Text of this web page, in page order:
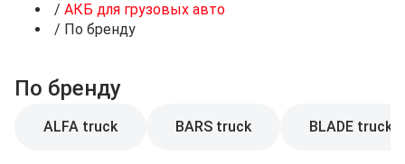
/ АКБ для грузовых авто
/ По бренду
По бренду
ALFA truck BARS truck BLADE truck